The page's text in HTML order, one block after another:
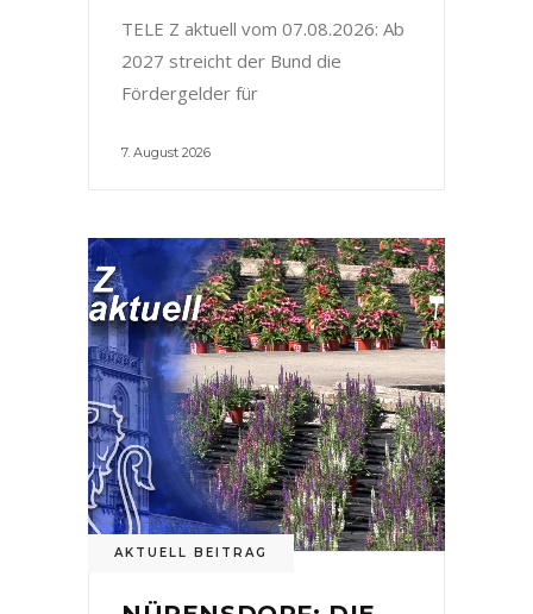
TELE Z aktuell vom 07.08.2026: Ab
2027 streicht der Bund die
Fördergelder für
7. August 2026
AKTUELL BEITRAG